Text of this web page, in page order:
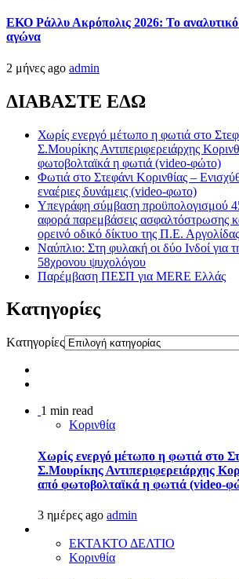
ΕΚΟ Ράλλυ Ακρόπολις 2026: Το
αγώνα
2 μήνες ago admin
ΔΙΑΒΑΣΤΕ ΕΔΩ
Χωρίς ενεργό μέτωπο η φωτιά στο
Σ.Μουρίκης Αντιπεριφερειάρχης
φωτοβολταϊκά η φωτιά (video-φώτο)
Φωτιά στο Στεφάνι Κορινθίας –
εναέριες δυνάμεις (video-φωτο)
Υπεγράφη σύμβαση προϋπολογισμού
αφορά παρεμβάσεις ασφαλτόστρωσης
ορεινό οδικό δίκτυο της Π.Ε. Αργολίδας
Ναύπλιο: Στη φυλακή οι δύο Ινδοί για
58χρονου ψυχολόγου
Παρέμβαση ΠΕΣΠ για MERE Ελλάς
Kατηγορίες
Kατηγορίες
1 min read
Κορινθία
Χωρίς ενεργό μέτωπο η φωτιά στο
Σ.Μουρίκης Αντιπεριφερειάρχης
από φωτοβολταϊκά η φωτιά (video-
3 ημέρες ago admin
ΕΚΤΑΚΤΟ ΔΕΛΤΙΟ
Κορινθία